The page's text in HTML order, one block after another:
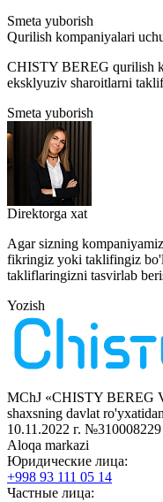
Smeta yuborish
Qurilish kompaniyalari
CHISTY BEREG qurilish
eksklyuziv sharoitlarni
Smeta yuborish
Direktorga xat
Agar sizning
fikringiz yoki taklifingiz
takliflaringizni tasvirlab
Yozish
MChJ «CHISTY BEREG
shaxsning davlat
10.11.2022 г. №310008229
Aloqa markazi
Юридические лица:
+998 93 111 05 14
Частные лица: